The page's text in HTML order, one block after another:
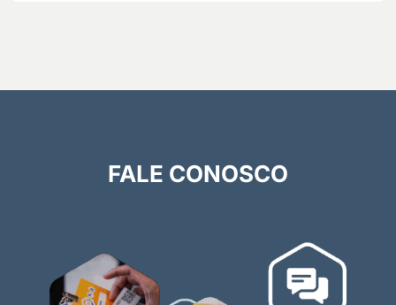
FALE CONOSCO